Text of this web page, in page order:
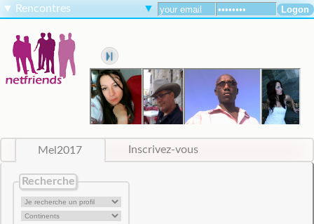
▼ Rencontres ▼
Mel2017 Inscrivez-vous
Recherche